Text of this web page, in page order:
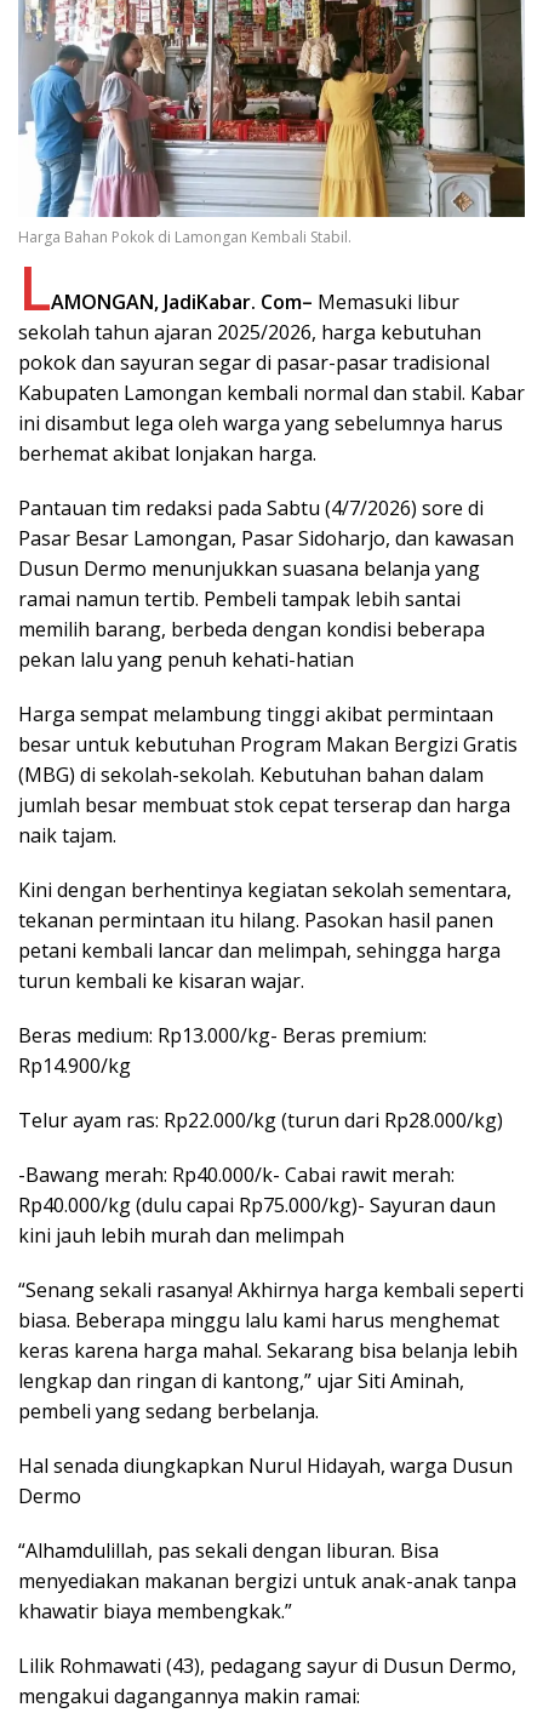
Harga Bahan Pokok di Lamongan Kembali Stabil.
LAMONGAN, JadiKabar. Com– Memasuki libur
sekolah tahun ajaran 2025/2026, harga kebutuhan
pokok dan sayuran segar di pasar-pasar tradisional
Kabupaten Lamongan kembali normal dan stabil. Kabar
ini disambut lega oleh warga yang sebelumnya harus
berhemat akibat lonjakan harga.
Pantauan tim redaksi pada Sabtu (4/7/2026) sore di
Pasar Besar Lamongan, Pasar Sidoharjo, dan kawasan
Dusun Dermo menunjukkan suasana belanja yang
ramai namun tertib. Pembeli tampak lebih santai
memilih barang, berbeda dengan kondisi beberapa
pekan lalu yang penuh kehati-hatian
Harga sempat melambung tinggi akibat permintaan
besar untuk kebutuhan Program Makan Bergizi Gratis
(MBG) di sekolah-sekolah. Kebutuhan bahan dalam
jumlah besar membuat stok cepat terserap dan harga
naik tajam.
Kini dengan berhentinya kegiatan sekolah sementara,
tekanan permintaan itu hilang. Pasokan hasil panen
petani kembali lancar dan melimpah, sehingga harga
turun kembali ke kisaran wajar.
Beras medium: Rp13.000/kg- Beras premium:
Rp14.900/kg
Telur ayam ras: Rp22.000/kg (turun dari Rp28.000/kg)
-Bawang merah: Rp40.000/k- Cabai rawit merah:
Rp40.000/kg (dulu capai Rp75.000/kg)- Sayuran daun
kini jauh lebih murah dan melimpah
“Senang sekali rasanya! Akhirnya harga kembali seperti
biasa. Beberapa minggu lalu kami harus menghemat
keras karena harga mahal. Sekarang bisa belanja lebih
lengkap dan ringan di kantong,” ujar Siti Aminah,
pembeli yang sedang berbelanja.
Hal senada diungkapkan Nurul Hidayah, warga Dusun
Dermo
“Alhamdulillah, pas sekali dengan liburan. Bisa
menyediakan makanan bergizi untuk anak-anak tanpa
khawatir biaya membengkak.”
Lilik Rohmawati (43), pedagang sayur di Dusun Dermo,
mengakui dagangannya makin ramai: